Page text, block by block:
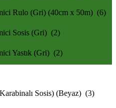
Rulo (Gri) (40cm x 50m) (6)
Sosis (Gri) (2)
Yastık (Gri) (2)
Sosis) (Beyaz) (3)